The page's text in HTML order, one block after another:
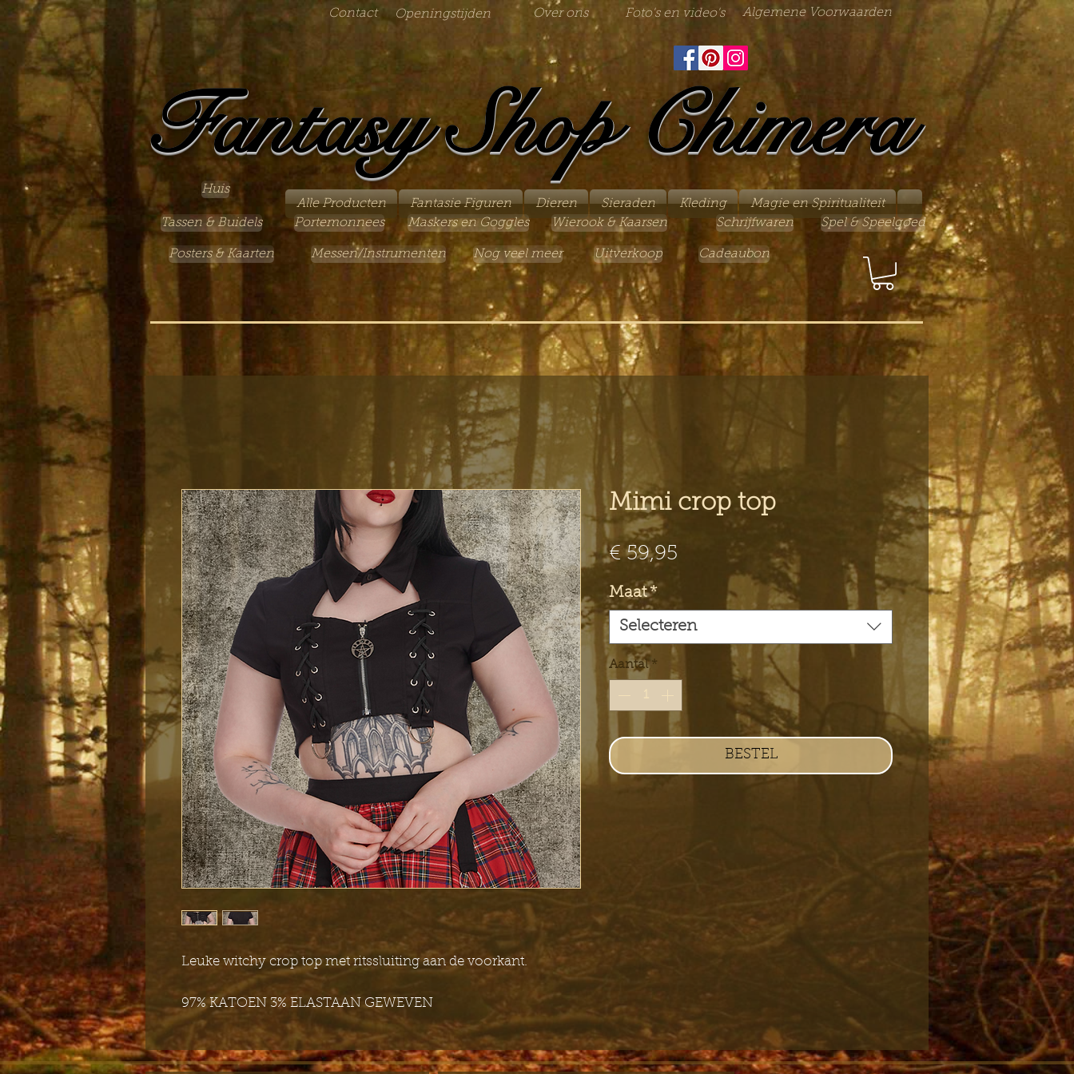
Contact Openingstijden Over ons Foto's en video's Algemene Voorwaarden
Fantasy Shop Chimera
Huis
Alle Producten
Fantasie Figuren Dieren Sieraden Kleding
Magie en Spiritualiteit
Tassen & Buidels
Portemonnees Maskers en Goggles Wierook & Kaarsen Schrijfwaren
Posters & Kaarten Messen/Instrumenten Nog veel meer Uitverkoop Cadeaubon
Spel & Speelgoed
Leuke witchy crop top met ritssluiting aan de voorkant.
97% KATOEN 3% ELASTAAN GEWEVEN
Mimi crop top
€ 59,95
Maat *
Selecteren
Aantal *
BESTEL